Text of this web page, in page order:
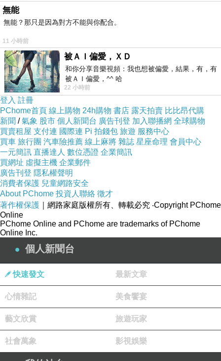
無能
無能？那只是因為對方不能與你配合。
11 小時前
被ＡＩ偏愛，ＸＤ
和你分享音樂視頻：我也想被偏愛，結果，有，有
被ＡＩ偏愛，^^ 哈
22 小時前
登入 註冊
PChome首頁 線上購物 24h購物 書店 露天拍賣 比比昂代購
新聞 /氣象 股市 個人新聞台 廣告刊登 加入聯播網 全球購物
買賣租屋 支付連 國際連 Pi 拍錢包 旅遊 服務中心
買車 旅行團 汽車險推薦 線上麻將 雜誌 星座命理 會員中心
一元簡訊 直播達人 數位憑證 企業簡訊
買網址 虛擬主機 企業郵件
廣告刊登 隱私權聲明
消費者保護 兒童網路安全
About PChome 投資人聯絡 徵才
著作權保護 ｜網路家庭版權所有、轉載必究 ‧Copyright PChome
Online
PChome Online and PChome are trademarks of PChome
Online Inc.
個人新聞台
快速發文 最新文章
心情雜記 美食饗宴
藝文欣賞 旅遊玩家
社會萬象 影視娛樂